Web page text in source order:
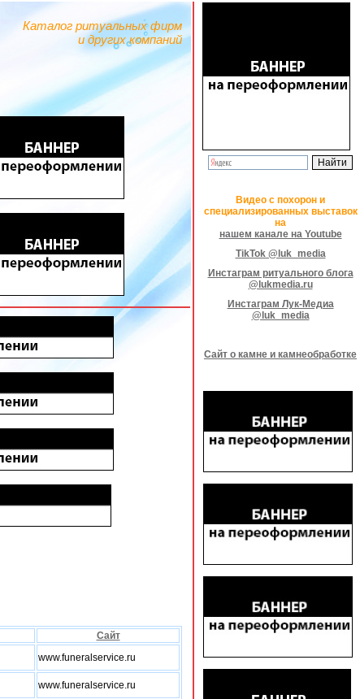
Каталог ритуальных фирм
и других компаний
Сайт
www.funeralservice.ru
www.funeralservice.ru
Видео с похорон и
специализированных выставок
на
нашем канале на Youtube
TikTok @luk_media
Инстаграм ритуального блога
@lukmedia.ru
Инстаграм Лук-Медиа
@luk_media
Сайт о камне и камнеобработке